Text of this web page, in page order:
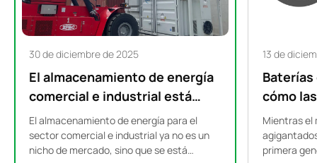
30 de diciembre de 2025
El almacenamiento de energía
comercial e industrial está
experimentando un auge
mundial: por qué los sistemas
de 500 kW a 2 MWh se están
El almacenamiento de energía para el
sector comercial e industrial ya no es un
nicho de mercado, sino que se está
13 de
Baterías
cómo
la
Mientras el
primera